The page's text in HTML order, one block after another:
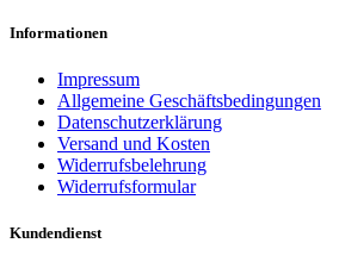
Informationen
Impressum
Allgemeine Geschäftsbedingungen
Datenschutzerklärung
Versand und Kosten
Widerrufsbelehrung
Widerrufsformular
Kundendienst